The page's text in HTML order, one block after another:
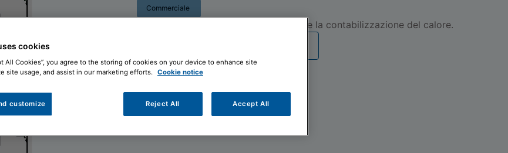
Commerciale
Sistema integrato per la distribuzione e la contabilizzazione del calore.
cookies
All Cookies”, you agree to the storing of cookies on your device to enhance site
site usage, and assist in our marketing efforts. Cookie notice
customize Reject All Accept All